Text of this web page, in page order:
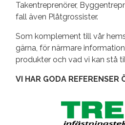
Takentreprenörer,
fall även Plåtgrossister.
Som komplement till vår
gärna, för närmare
produkter och vad vi kan stå
VI HAR GODA REFERENSER